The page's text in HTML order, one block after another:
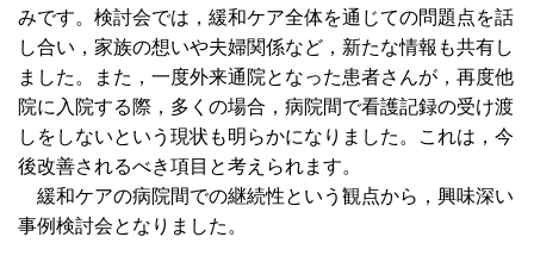
みです。検討会では，緩和ケア全体を通じての問題点を話
し合い，家族の想いや夫婦関係など，新たな情報も共有し
ました。また，一度外来通院となった患者さんが，再度他
院に入院する際，多くの場合，病院間で看護記録の受け渡
しをしないという現状も明らかになりました。これは，今
後改善されるべき項目と考えられます。
緩和ケアの病院間での継続性という観点から，興味深い
事例検討会となりました。